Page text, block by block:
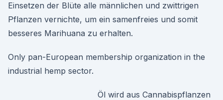
Einsetzen der Blüte alle männlichen und zwittrigen
Pflanzen vernichte, um ein samenfreies und somit
besseres Marihuana zu erhalten.
Only pan-European membership organization in the
industrial hemp sector.
Öl wird aus Cannabispflanzen